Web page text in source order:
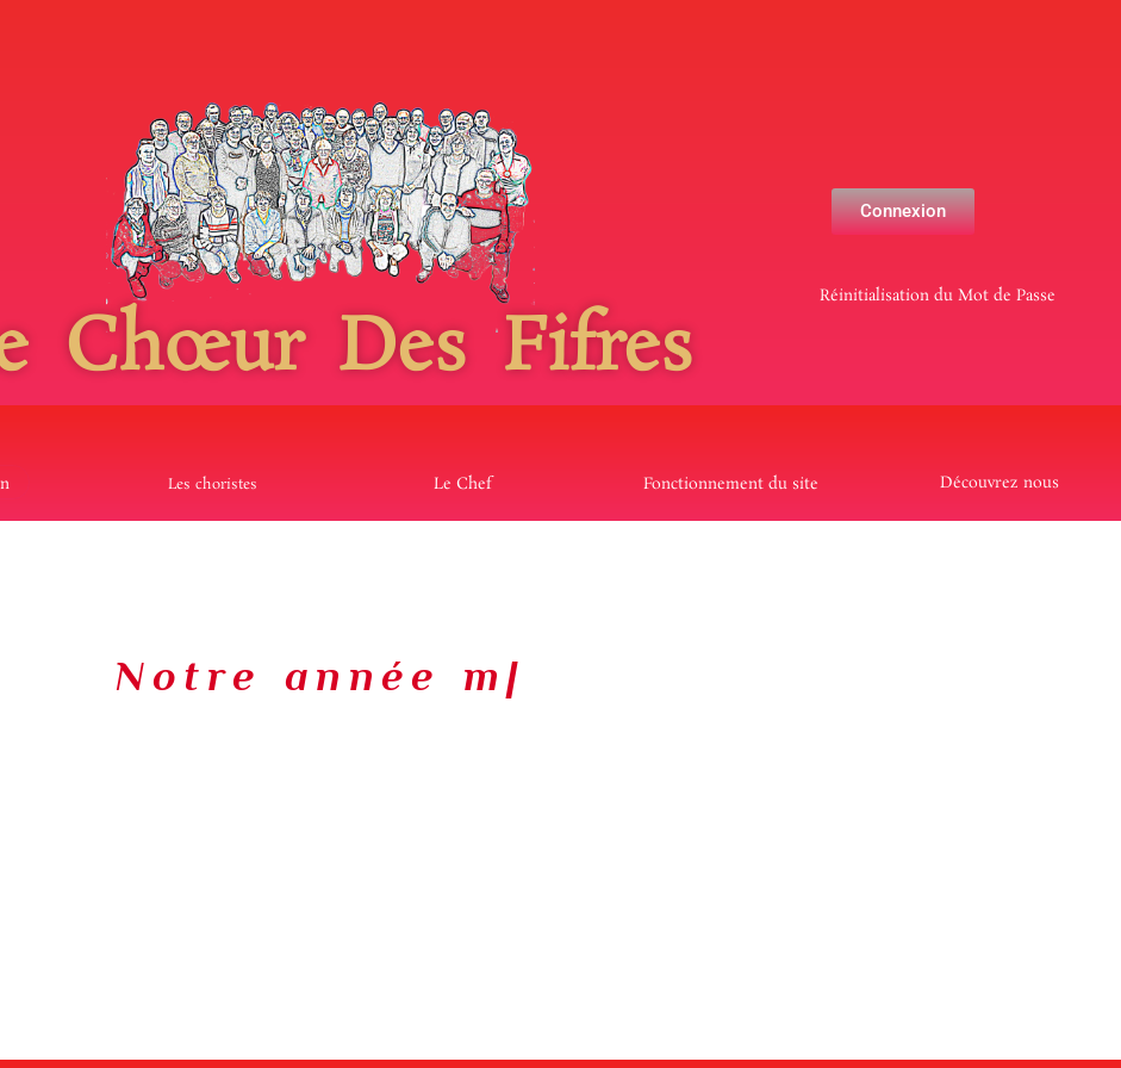
Connexion
Réinitialisation du Mot de Passe
Chœur Des Fifres
Les choristes Le Chef Fonctionnement du site Découvrez nous
Notre année m|